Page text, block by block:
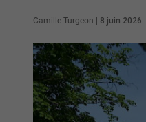
Camille Turgeon 8 juin 2026